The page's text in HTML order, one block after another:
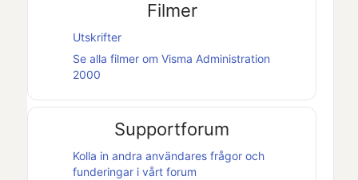
Filmer
Utskrifter
Se alla filmer om Visma Administration
2000
Supportforum
Kolla in andra användares frågor och
funderingar i vårt forum